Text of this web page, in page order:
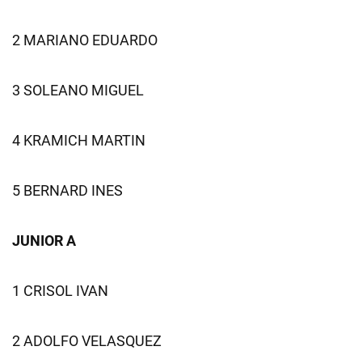
2 MARIANO EDUARDO
3 SOLEANO MIGUEL
4 KRAMICH MARTIN
5 BERNARD INES
JUNIOR A
1 CRISOL IVAN
2 ADOLFO VELASQUEZ